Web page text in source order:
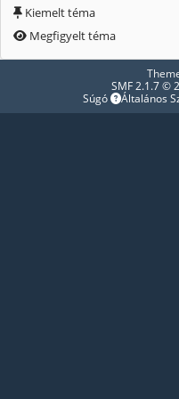
Kiemelt téma
Megfigyelt téma
SMF 2.1.7 ©
Súgó
Általános